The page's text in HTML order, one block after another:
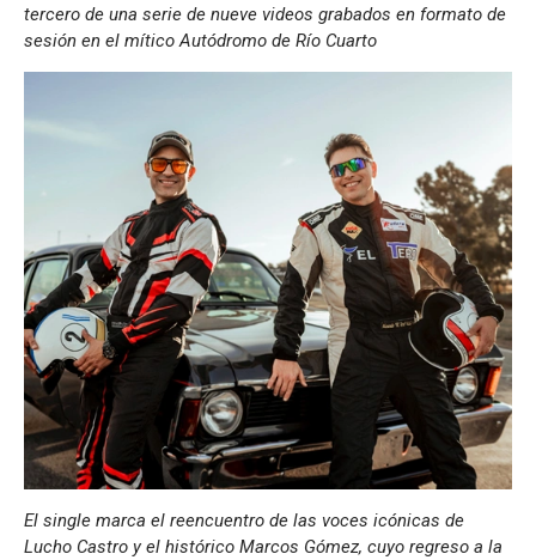
tercero de una serie de nueve videos grabados en formato de
sesión en el mítico Autódromo de Río Cuarto
El single marca el reencuentro de las voces icónicas de
Lucho Castro y el histórico Marcos Gómez, cuyo regreso a la